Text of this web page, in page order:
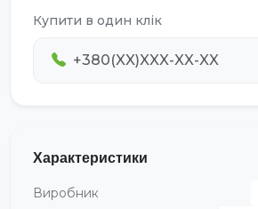
Купити в один клік
Характеристики
Виробник